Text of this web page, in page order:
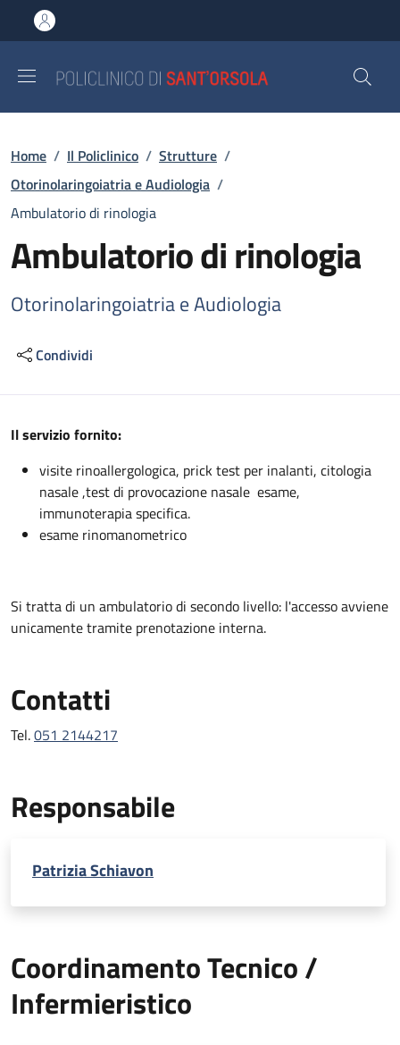
al contenuto principale
to footer content
Briciole di pane
Home / Il Policlinico / Strutture /
Otorinolaringoiatria e Audiologia /
Ambulatorio di rinologia
Ambulatorio di rinologia
Otorinolaringoiatria e Audiologia
Condividi
Descrizione
Il servizio fornito:
visite rinoallergologica, prick test per inalanti, citologia
nasale ,test di provocazione nasale esame,
immunoterapia specifica.
esame rinomanometrico
Si tratta di un ambulatorio di secondo livello: l'accesso avviene
unicamente tramite prenotazione interna.
Contatti
Tel.051 2144217
Responsabile
Patrizia Schiavon
Coordinamento Tecnico /
Infermieristico